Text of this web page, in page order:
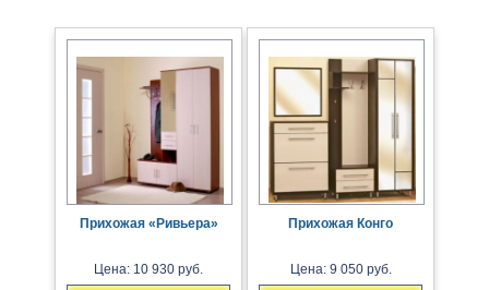
Прихожая «Ривьера»
Цена: 10 930 руб.
Прихожая Конго
Цена: 9 050 руб.